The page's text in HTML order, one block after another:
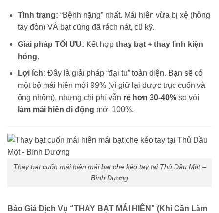
Tình trạng: “Bệnh nặng” nhất. Mái hiên vừa bị xệ (hỏng
tay đòn) VÀ bạt cũng đã rách nát, cũ kỹ.
Giải pháp TỐI ƯU: Kết hợp thay bạt + thay linh kiện
hỏng.
Lợi ích: Đây là giải pháp “đại tu” toàn diện. Bạn sẽ có
một bộ mái hiên mới 99% (vì giữ lại được trục cuốn và
ống nhôm), nhưng chi phí vẫn rẻ hơn 30-40%so với
làm mái hiên di động mới 100%.
Thay bạt cuốn mái hiên mái bạt che kéo tay tại Thủ Dầu Một –
Bình Dương
Báo Giá Dịch Vụ “THAY BẠT MÁI HIÊN” (Khi Cần Làm